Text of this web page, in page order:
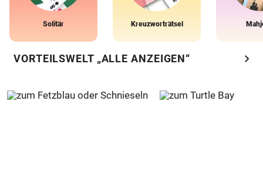
Solitär Kreuzworträtsel
VORTEILSWELT „ALLE ANZEIGEN“ chevron_right